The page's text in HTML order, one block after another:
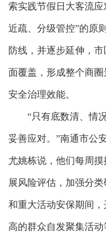
索实践节假日大客流
近疏、分级管控”的原
防线，并逐步延伸，
面覆盖，形成整个商
安全治理效能。
“只有底数清、情
妥善应对。”南通市公
尤姚栋说，他们每周
展风险评估，加强分
和重大活动安保期间
高的群众自发聚集活